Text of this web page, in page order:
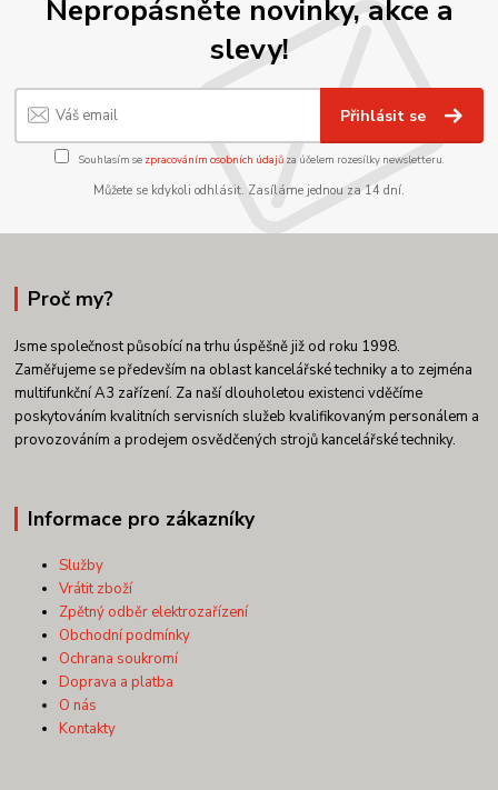
Nepropásněte novinky, akce a
slevy!
Přihlásit se
Souhlasím se zpracováním osobních údajůza účelem rozesílky newsletteru.
Můžete se kdykoli odhlásit. Zasíláme jednou za 14 dní.
Proč my?
Jsme společnost působící na trhu úspěšně již od roku 1998.
Zaměřujeme se především na oblast kancelářské techniky a to zejména
multifunkční A3 zařízení. Za naší dlouholetou existenci vděčíme
poskytováním kvalitních servisních služeb kvalifikovaným personálem a
provozováním a prodejem osvědčených strojů kancelářské techniky.
Informace pro zákazníky
Služby
Vrátit zboží
Zpětný odběr elektrozařízení
Obchodní podmínky
Ochrana soukromí
Doprava a platba
O nás
Kontakty